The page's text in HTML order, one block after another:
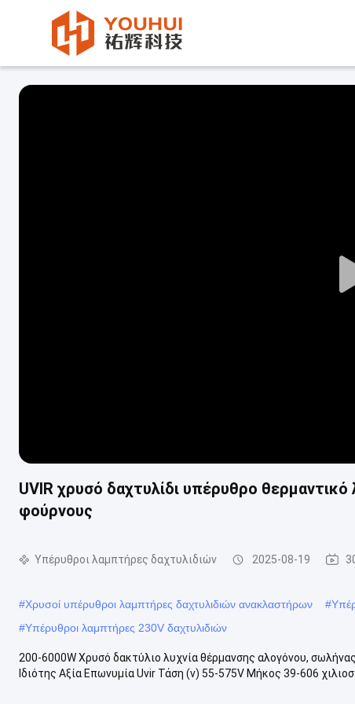
UVIR χρυσό δαχτυλίδι υπέρυθρο
φούρνους
Υπέρυθροι λαμπτήρες δαχτυλιδιών 2025-08-19
#Χρυσοί υπέρυθροι λαμπτήρες δαχτυλιδιών ανακλαστήρων #
#Υπέρυθροι λαμπτήρες 230V δαχτυλιδιών
200-6000W Χρυσό δακτύλιο λυχνία θέρμανσης αλογόνου,
Ιδιότης Αξία Επωνυμία Uvir Τάση (v) 55-575V Μήκος 39-606